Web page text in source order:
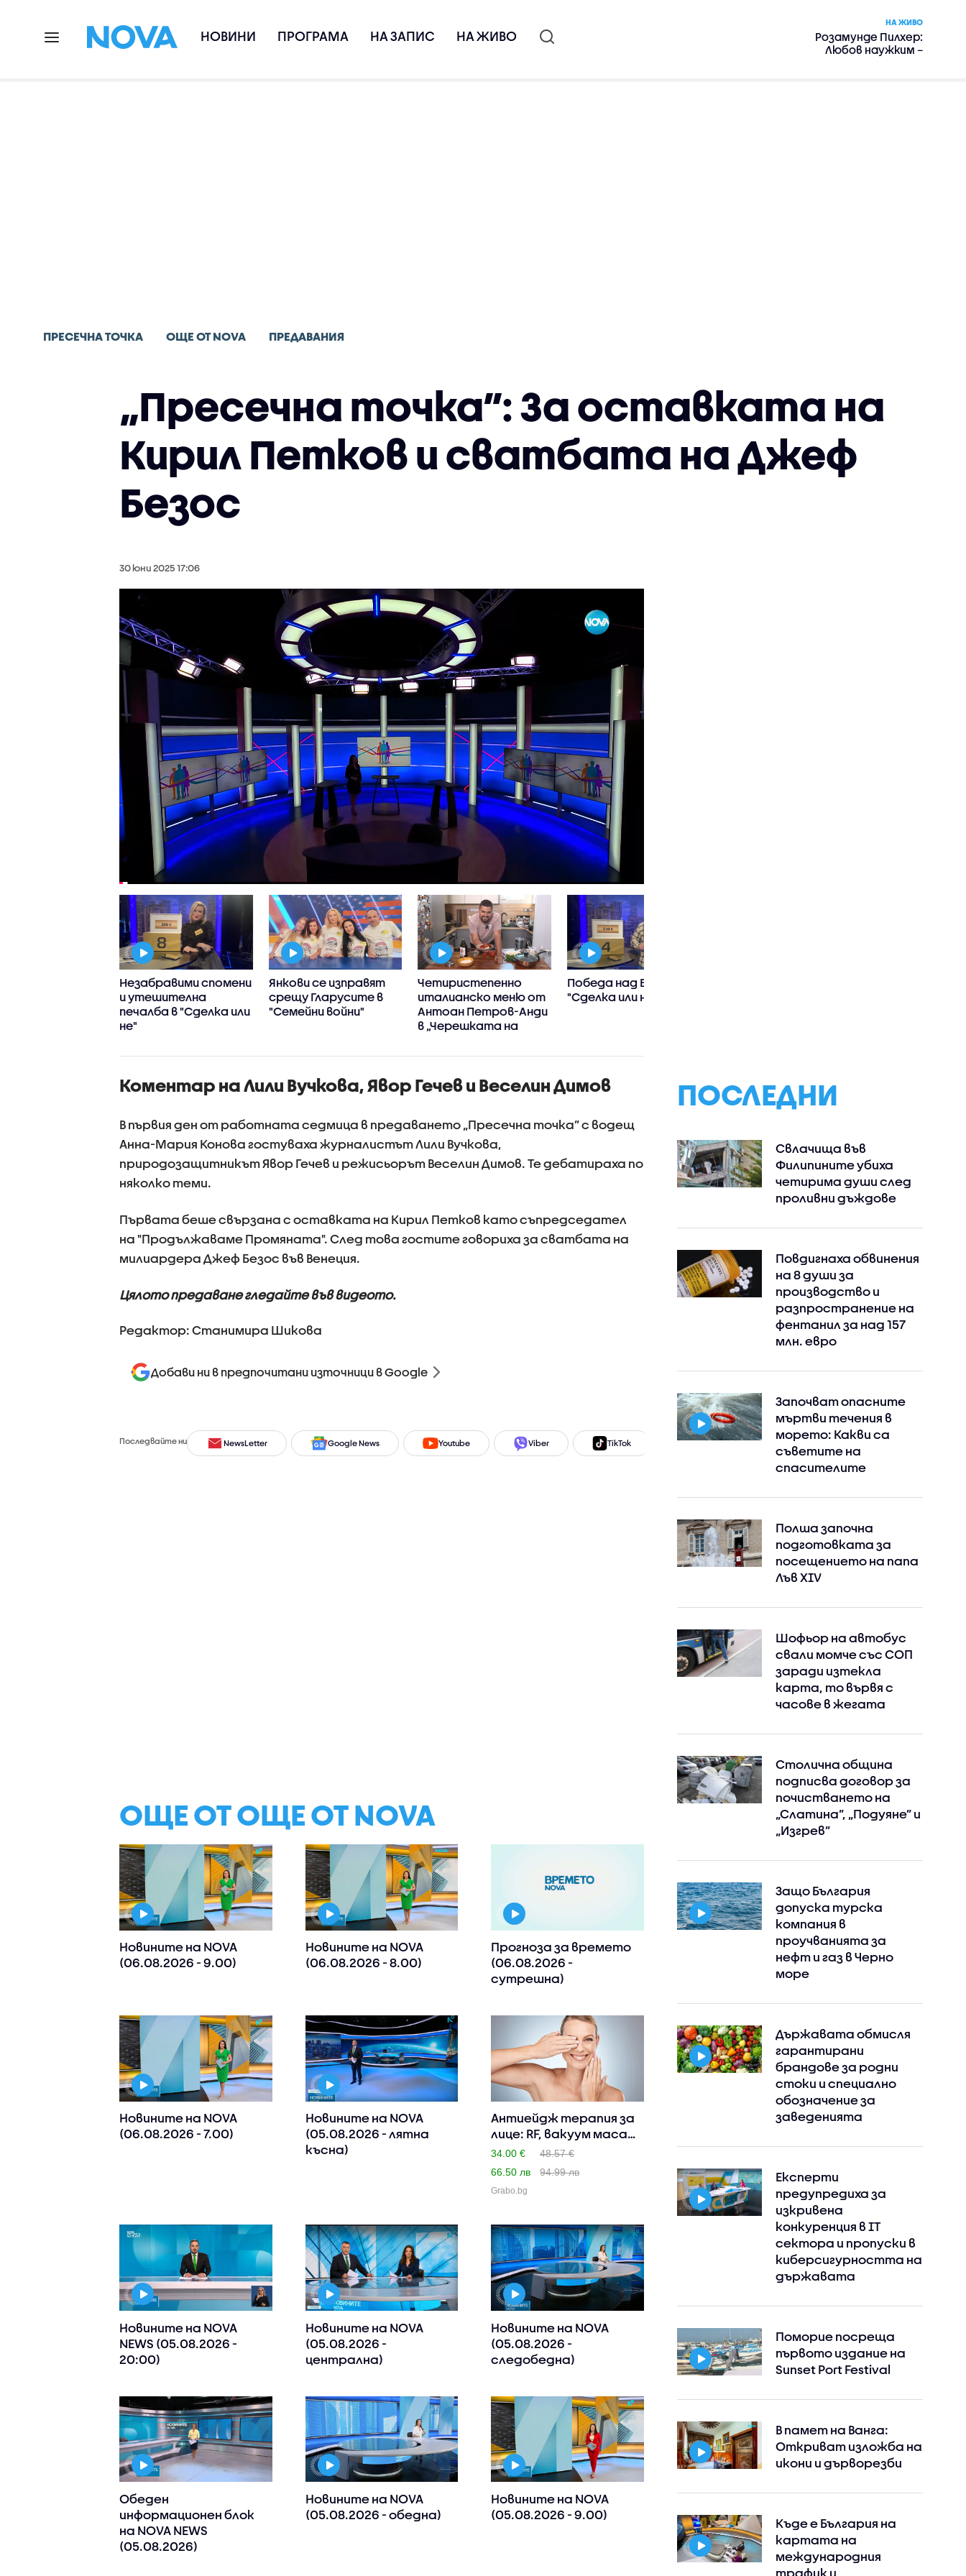
НОВИНИ ПРОГРАМА НА ЗАПИС НА ЖИВО
НА ЖИВО
Розамунде Пилхер:
Любов наужким –
ПРЕСЕЧНА ТОЧКА ОЩЕ ОТ NOVA ПРЕДАВАНИЯ
„Пресечна точка”: За оставката на
Кирил Петков и сватбата на Джеф
Безос
30 юни 2025 17:06
Незабравими спомени
и утешителна
печалба в "Сделка или
не"
Янкови се изправят
срещу Гларусите в
"Семейни войни"
Четиристепенно
италианско меню от
Антоан Петров-Анди
в „Черешката на
Победа над Банкера в
"Сделка или не"
Коментар на Лили Вучкова, Явор Гечев и Веселин Димов
В първия ден от работната седмица в предаването „Пресечна точка” с водещ
Анна-Мария Конова гостуваха журналистът Лили Вучкова,
природозащитникът Явор Гечев и режисьорът Веселин Димов. Те дебатираха по
няколко теми.
Първата беше свързана с оставката на Кирил Петков като съпредседател
на "Продължаваме Промяната". След това гостите говориха за сватбата на
милиардера Джеф Безос във Венеция.
Цялото предаване гледайте във видеото.
Редактор: Станимира Шикова
Добави ни в предпочитани източници в Google
Последвайте ни NewsLetter Google News Youtube Viber TikTok Instagram Facebook
ОЩЕ ОТ ОЩЕ ОТ NOVA
Новините на NOVA
(06.08.2026 - 9.00)
Новините на NOVA
(06.08.2026 - 8.00)
Прогноза за времето
(06.08.2026 -
сутрешна)
Новините на NOVA
(06.08.2026 - 7.00)
Новините на NOVA
(05.08.2026 - лятна
късна)
Антиейдж терапия за
лице: RF, вакуум масаж,
..
34.00 €
48.57 €
66.50 лв
94.99 лв
Grabo.bg
Новините на NOVA
NEWS (05.08.2026 -
20:00)
Новините на NOVA
(05.08.2026 -
централна)
Новините на NOVA
(05.08.2026 -
следобедна)
Обеден
информационен блок
на NOVA NEWS
(05.08.2026)
Новините на NOVA
(05.08.2026 - обедна)
Новините на NOVA
(05.08.2026 - 9.00)
ПОСЛЕДНИ
Свлачища във
Филипините убиха
четирима души след
проливни дъждове
Повдигнаха обвинения
на 8 души за
производство и
разпространение на
фентанил за над 157
млн. евро
Започват опасните
мъртви течения в
морето: Какви са
съветите на
спасителите
Полша започна
подготовката за
посещението на папа
Лъв XIV
Шофьор на автобус
свали момче със СОП
заради изтекла
карта, то вървя с
часове в жегата
Столична община
подписва договор за
почистването на
„Слатина”, „Подуяне” и
„Изгрев”
Защо България
допуска турска
компания в
проучванията за
нефт и газ в Черно
море
Държавата обмисля
гарантирани
брандове за родни
стоки и специално
обозначение за
заведенията
Експерти
предупредиха за
изкривена
конкуренция в IT
сектора и пропуски в
киберсигурността на
държавата
Поморие посреща
първото издание на
Sunset Port Festival
В памет на Ванга:
Откриват изложба на
икони и дърворезби
Къде е България на
картата на
международния
трафик и